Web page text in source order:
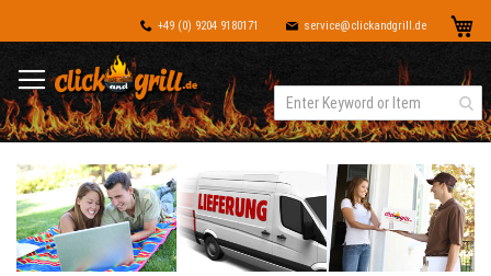
+49 (0) 9204 9180171 service@clickandgrill.de